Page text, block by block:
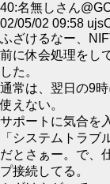
40:名無しさん
02/05/02 09:58
ふざけるなー、
前に休会処理をし
した。
通常は、翌日の9
使えない。
サポートに気合を
「システムトラブ
だとさぁー。で、
プ接続してる。